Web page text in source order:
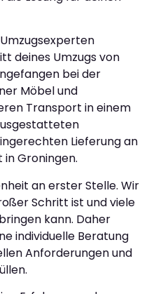
deines Umzugs von
bei der
Möbel und
Transport in einem
Lieferung an
Groningen.
an erster Stelle. Wir
Schritt ist und viele
kann. Daher
individuelle Beratung
Anforderungen und